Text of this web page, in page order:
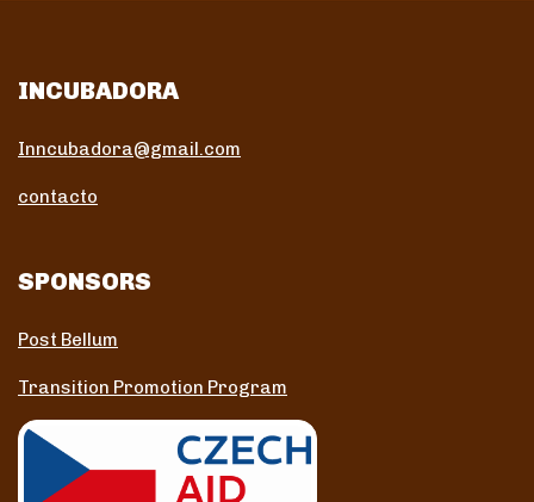
INCUBADORA
Inncubadora@gmail.com
contacto
SPONSORS
Post Bellum
Transition Promotion Program